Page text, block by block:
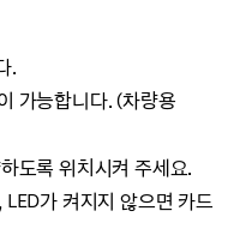
.
가능합니다. (차량용
도록 위치시켜 주세요.
가 켜지지 않으면 카드